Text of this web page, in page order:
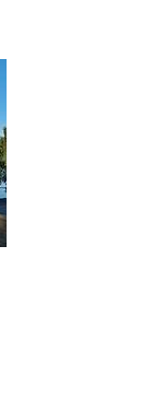
till annan
webbplats,